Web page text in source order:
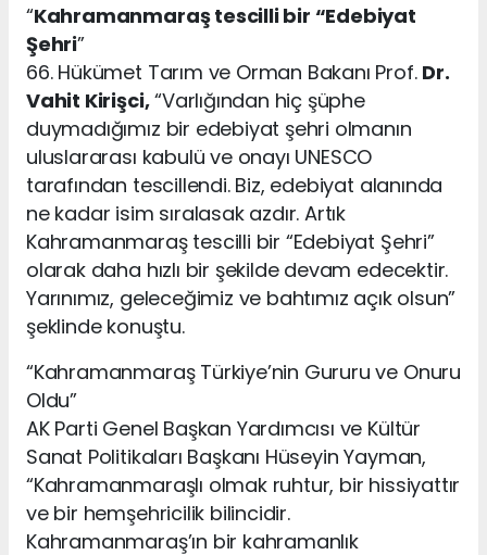
“Kahramanmaraş tescilli bir “Edebiyat
Şehri”
66. Hükümet Tarım ve Orman Bakanı Prof. Dr.
Vahit Kirişci,“Varlığından hiç şüphe
duymadığımız bir edebiyat şehri olmanın
uluslararası kabulü ve onayı UNESCO
tarafından tescillendi. Biz, edebiyat alanında
ne kadar isim sıralasak azdır. Artık
Kahramanmaraş tescilli bir “Edebiyat Şehri”
olarak daha hızlı bir şekilde devam edecektir.
Yarınımız, geleceğimiz ve bahtımız açık olsun”
şeklinde konuştu.
“Kahramanmaraş Türkiye’nin Gururu ve Onuru
Oldu”
AK Parti Genel Başkan Yardımcısı ve Kültür
Sanat Politikaları Başkanı Hüseyin Yayman,
“Kahramanmaraşlı olmak ruhtur, bir hissiyattır
ve bir hemşehricilik bilincidir.
Kahramanmaraş’ın bir kahramanlık